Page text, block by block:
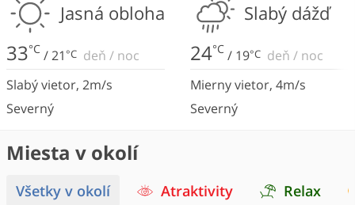
Jasná obloha
33°C /21°C deň / noc
Slabý vietor, 2m/s
Severný
Slabý dážď
24°C / 19°C deň / noc
Mierny vietor, 4m/s
Severný
Miesta v okolí
Všetky v okolí Atraktivity Relax